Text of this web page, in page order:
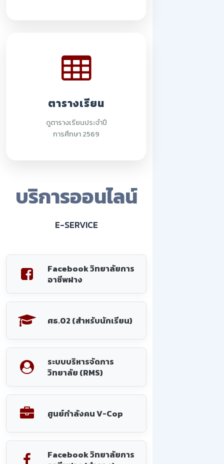
ตารางเรียน
ดูตารางเรียนประจำปี
การศึกษา 2569
บริการออนไลน์
E-SERVICE
Facebook วิทยาลัยการ
อาชีพฝาง
ศธ.02 (สำหรับนักเรียน)
ระบบบริหารจัดการ
วิทยาลัย (RMS)
ศูนย์กำลังคน V-Cop
Facebook วิทยาลัยการ